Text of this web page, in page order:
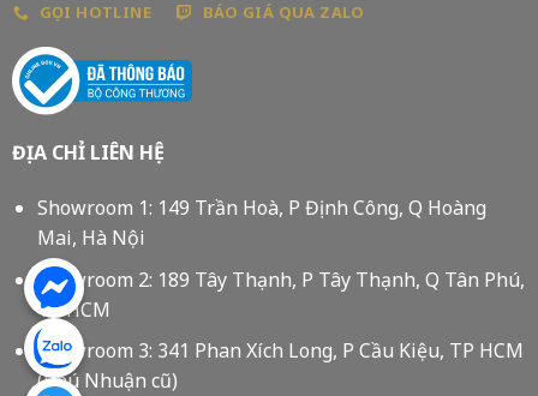
GỌI HOTLINE BÁO GIÁ QUA ZALO
ĐỊA CHỈ LIÊN HỆ
Showroom 1: 149 Trần Hoà, P Định Công, Q Hoàng
Mai, Hà Nội
Showroom 2: 189 Tây Thạnh, P Tây Thạnh, Q Tân Phú,
Tp HCM
Showroom 3: 341 Phan Xích Long, P Cầu Kiệu, TP HCM
(Phú Nhuận cũ)